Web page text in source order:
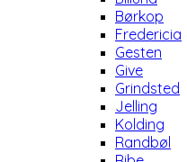
Børkop
Fredericia
Gesten
Give
Grindsted
Jelling
Kolding
Randbøl